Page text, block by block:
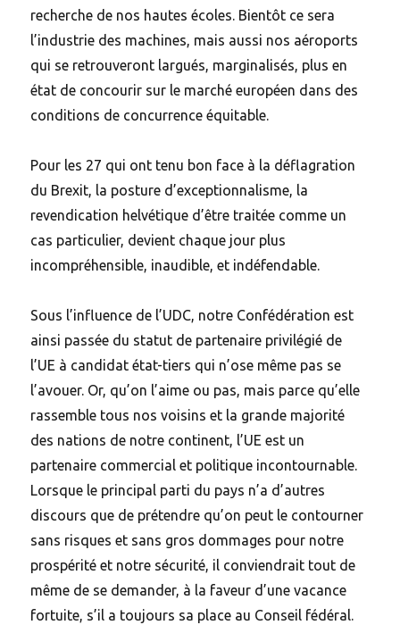
recherche de nos hautes écoles. Bientôt ce sera
l’industrie des machines, mais aussi nos aéroports
qui se retrouveront largués, marginalisés, plus en
état de concourir sur le marché européen dans des
conditions de concurrence équitable.
Pour les 27 qui ont tenu bon face à la déflagration
du Brexit, la posture d’exceptionnalisme, la
revendication helvétique d’être traitée comme un
cas particulier, devient chaque jour plus
incompréhensible, inaudible, et indéfendable.
Sous l’influence de l’UDC, notre Confédération est
ainsi passée du statut de partenaire privilégié de
l’UE à candidat état-tiers qui n’ose même pas se
l’avouer. Or, qu’on l’aime ou pas, mais parce qu’elle
rassemble tous nos voisins et la grande majorité
des nations de notre continent, l’UE est un
partenaire commercial et politique incontournable.
Lorsque le principal parti du pays n’a d’autres
discours que de prétendre qu’on peut le contourner
sans risques et sans gros dommages pour notre
prospérité et notre sécurité, il conviendrait tout de
même de se demander, à la faveur d’une vacance
fortuite, s’il a toujours sa place au Conseil fédéral.